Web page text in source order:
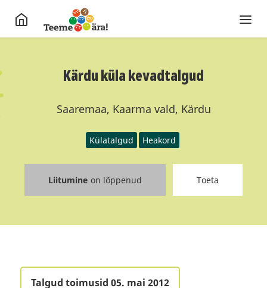
Kärdu küla kevadtalgud
Saaremaa, Kaarma vald, Kärdu
Külatalgud Heakord
Liitumine on lõppenud Toeta
Talgud toimusid 05. mai 2012